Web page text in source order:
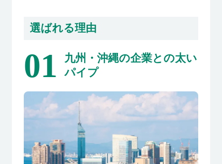
選ばれる理由
01
九州・沖縄の企業との太い
パイプ